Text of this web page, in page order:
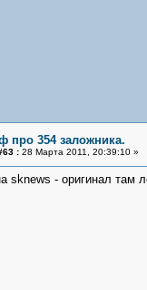
про 354 заложника.
:28 Марта 2011, 20:39:10 »
sknews - оригинал там